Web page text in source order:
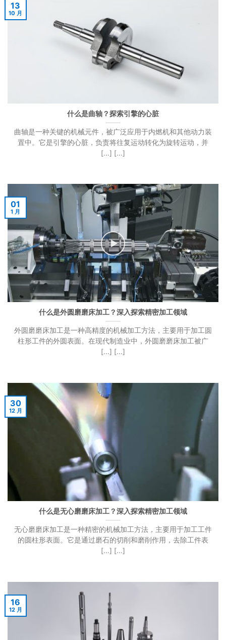
什么是曲轴？探索引擎的心脏
曲轴是一种关键的机械元件，被广泛应用于内燃机和其他动力装
置中。它是引擎的心脏，负责将往复运动转化为旋转运动，并
[...] [...]
13
10 月
什么是外圆磨磨床加工？深入探索精密加工领域
外圆磨磨床加工是一种高精度的机械加工方法，主要用于加工圆
柱形工件的外圆表面。在现代制造业中，外圆磨磨床加工被广
[...] [...]
01
1 月
什么是无心磨磨床加工？深入探索精密加工领域
无心磨磨床加工是一种精密的机械加工方法，主要用于加工工件
的圆柱形表面。它是通过磨石的切削和磨削作用，去除工件表
[...] [...]
30
12 月
16
12 月